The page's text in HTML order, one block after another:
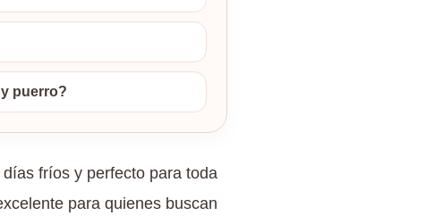
puerro?
fríos y perfecto para toda
para quienes buscan